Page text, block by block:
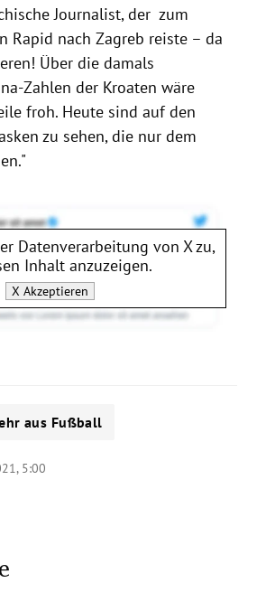
Journalist, der zum
Rapid nach Zagreb reiste – da
Über die damals
Zahlen der Kroaten wäre
froh. Heute sind auf den
zu sehen, die nur dem
Datenverarbeitung von Xzu,
Inhalt anzuzeigen.
X Akzeptieren
aus Fußball
5:00